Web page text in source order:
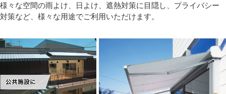
様々な空間の雨よけ、日よけ、遮熱対策に目隠し、プライバシー
対策など、様々な用途でご利用いただけます。